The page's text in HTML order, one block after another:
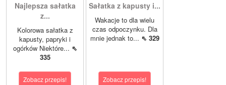
Najlepsza sałatka
z...
Kolorowa sałatka z
kapusty, papryki i
ogórków Niektóre... ⇖
335
Zobacz przepis!
Sałatka z kapusty i...
Wakacje to dla wielu
czas odpoczynku. Dla
mnie jednak to... ⇖ 329
Zobacz przepis!